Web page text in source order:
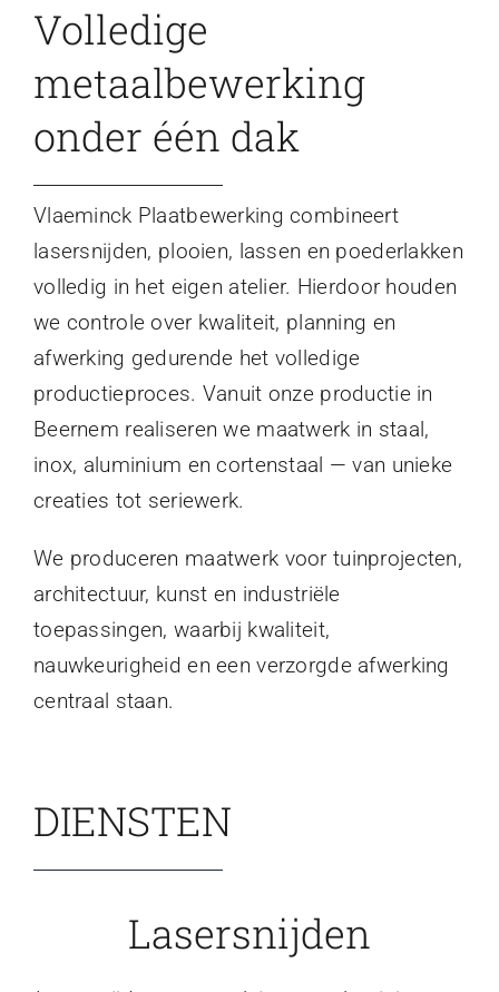
Volledige
metaalbewerking
onder één dak
Vlaeminck Plaatbewerking combineert
lasersnijden, plooien, lassen en poederlakken
volledig in het eigen atelier. Hierdoor houden
we controle over kwaliteit, planning en
afwerking gedurende het volledige
productieproces. Vanuit onze productie in
Beernem realiseren we maatwerk in staal,
inox, aluminium en cortenstaal — van unieke
creaties tot seriewerk.
We produceren maatwerk voor tuinprojecten,
architectuur, kunst en industriële
toepassingen, waarbij kwaliteit,
nauwkeurigheid en een verzorgde afwerking
centraal staan.
DIENSTEN
Lasersnijden